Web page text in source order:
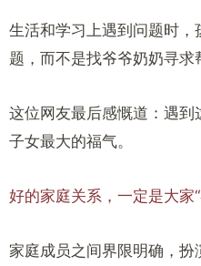
生活和学习上遇到问题时
题，而不是找爷爷奶奶寻求
这位网友最后感慨道：遇到
子女最大的福气。
好的家庭关系，一定是大家
家庭成员之间界限明确，